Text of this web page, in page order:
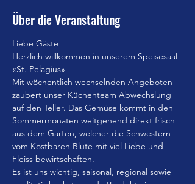
Über die Veranstaltung
Liebe Gäste
Herzlich willkommen in unserem Speisesaal
«St. Pelagius»
Mit wöchentlich wechselnden Angeboten
zaubert unser Küchenteam Abwechslung
auf den Teller. Das Gemüse kommt in den
Sommermonaten weitgehend direkt frisch
aus dem Garten, welcher die Schwestern
vom Kostbaren Blute mit viel Liebe und
Fleiss bewirtschaften.
Es ist uns wichtig, saisonal, regional sowie